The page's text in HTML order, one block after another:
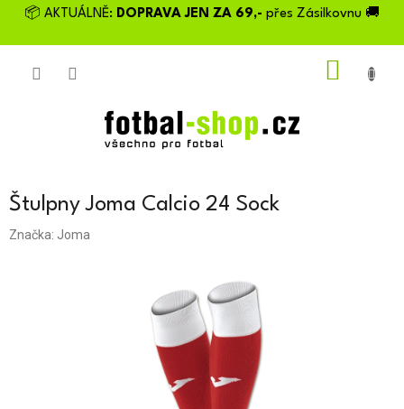
Přejít📦 AKTUÁLNĚ: DOPRAVA JEN ZA 69,- přes Zásilkovnu 🚚
Štulpny Joma Calcio 24 Sock
Značka: Joma